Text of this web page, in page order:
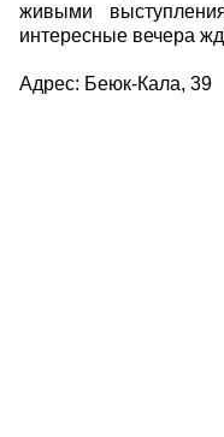
живыми
интересные вечера
Адрес: Беюк-Кала, 39